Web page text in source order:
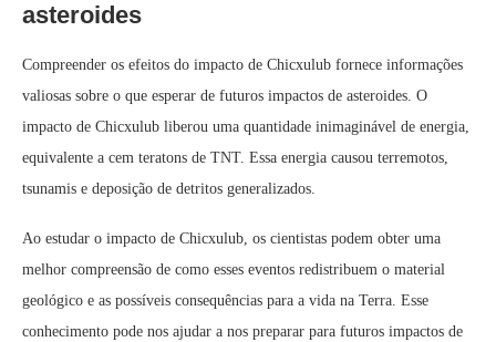
asteroides
Compreender os efeitos do impacto de Chicxulub fornece informações
valiosas sobre o que esperar de futuros impactos de asteroides. O
impacto de Chicxulub liberou uma quantidade inimaginável de energia,
equivalente a cem teratons de TNT. Essa energia causou terremotos,
tsunamis e deposição de detritos generalizados.
Ao estudar o impacto de Chicxulub, os cientistas podem obter uma
melhor compreensão de como esses eventos redistribuem o material
geológico e as possíveis consequências para a vida na Terra. Esse
conhecimento pode nos ajudar a nos preparar para futuros impactos de